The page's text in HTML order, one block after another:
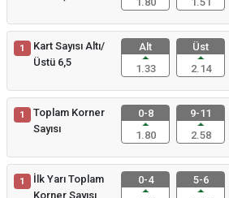
1
Kart Sayısı Altı/
Üstü 6,5
Alt
1.33
Üst
2.14
1
Toplam Korner
Sayısı
0-8
1.80
9-11
2.58
1
İlk Yarı Toplam
Korner Sayısı
0-4
5-6